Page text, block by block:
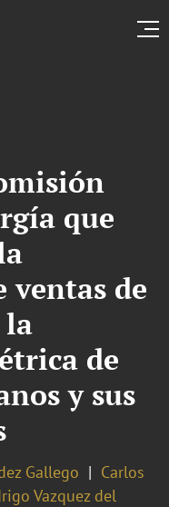
que
ventas de
la
de
y sus
Gallego
Carlos
Vazquez del